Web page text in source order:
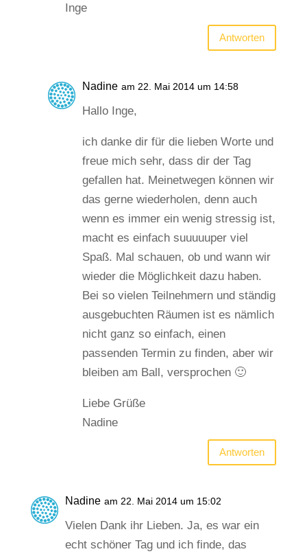
Inge
Antworten
Nadine am 22. Mai 2014 um 14:58
Hallo Inge,
ich danke dir für die lieben Worte und
freue mich sehr, dass dir der Tag
gefallen hat. Meinetwegen können wir
das gerne wiederholen, denn auch
wenn es immer ein wenig stressig ist,
macht es einfach suuuuuper viel
Spaß. Mal schauen, ob und wann wir
wieder die Möglichkeit dazu haben.
Bei so vielen Teilnehmern und ständig
ausgebuchten Räumen ist es nämlich
nicht ganz so einfach, einen
passenden Termin zu finden, aber wir
bleiben am Ball, versprochen 🙂
Liebe Grüße
Nadine
Antworten
Nadine am 22. Mai 2014 um 15:02
Vielen Dank ihr Lieben. Ja, es war ein
echt schöner Tag und ich finde, das